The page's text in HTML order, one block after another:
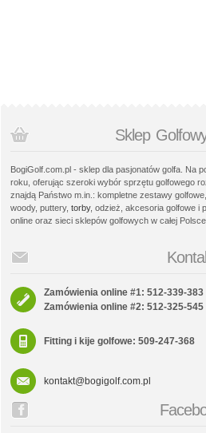
Sklep
BogiGolf.com.pl - sklep dla pasjonatów golfa. Na
roku, oferując szeroki wybór sprzętu golfowego
znajdą Państwo m.in.: kompletne zestawy golfowe,
woody, puttery, torby, odzież, akcesoria golfowe i
online oraz sieci sklepów golfowych w całej Polsce.
Zamówienia online #1: 512-339-383
Zamówienia online #2: 512-325-545
Fitting i kije golfowe: 509-247-368
kontakt@bogigolf.com.pl